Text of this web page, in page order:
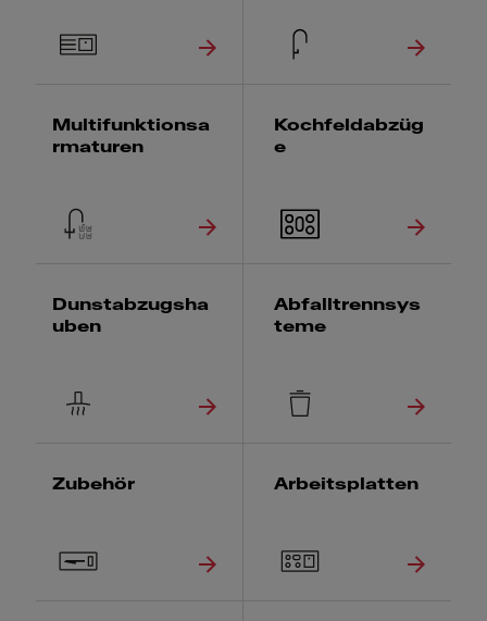
Multifunktionsa
rmaturen
Kochfeldabzüg
e
Dunstabzugsha
uben
Abfalltrennsys
teme
Zubehör Arbeitsplatten